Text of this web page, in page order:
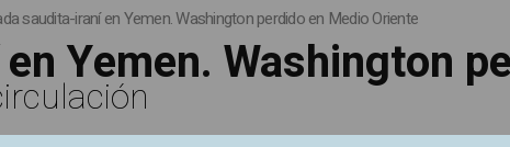
saudita-iraní en Yemen. Washington perdido en Medio Oriente
Yemen. Washington